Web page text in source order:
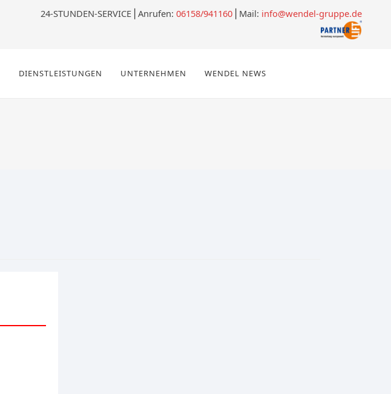
24-STUNDEN-SERVICE Anrufen: 06158/941160 ⎪Mail: info@wendel-gruppe.de
DIENSTLEISTUNGEN UNTERNEHMEN WENDEL NEWS